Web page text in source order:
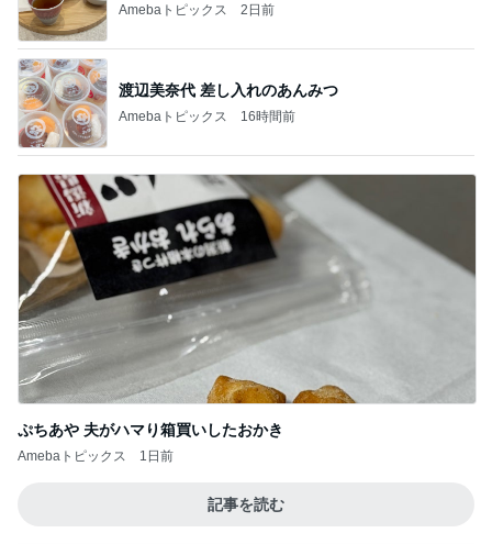
Amebaトピックス 2日前
渡辺美奈代 差し入れのあんみつ
Amebaトピックス 16時間前
ぷちあや 夫がハマり箱買いしたおかき
Amebaトピックス 1日前
記事を読む